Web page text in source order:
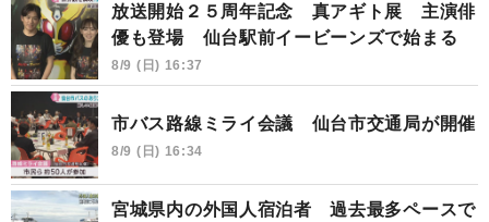
放送開始２５周年記念 真アギト展 主演俳
優も登場 仙台駅前イービーンズで始まる
8/9 (日) 16:37
市バス路線ミライ会議 仙台市交通局が開催
8/9 (日) 16:34
宮城県内の外国人宿泊者 過去最多ペースで